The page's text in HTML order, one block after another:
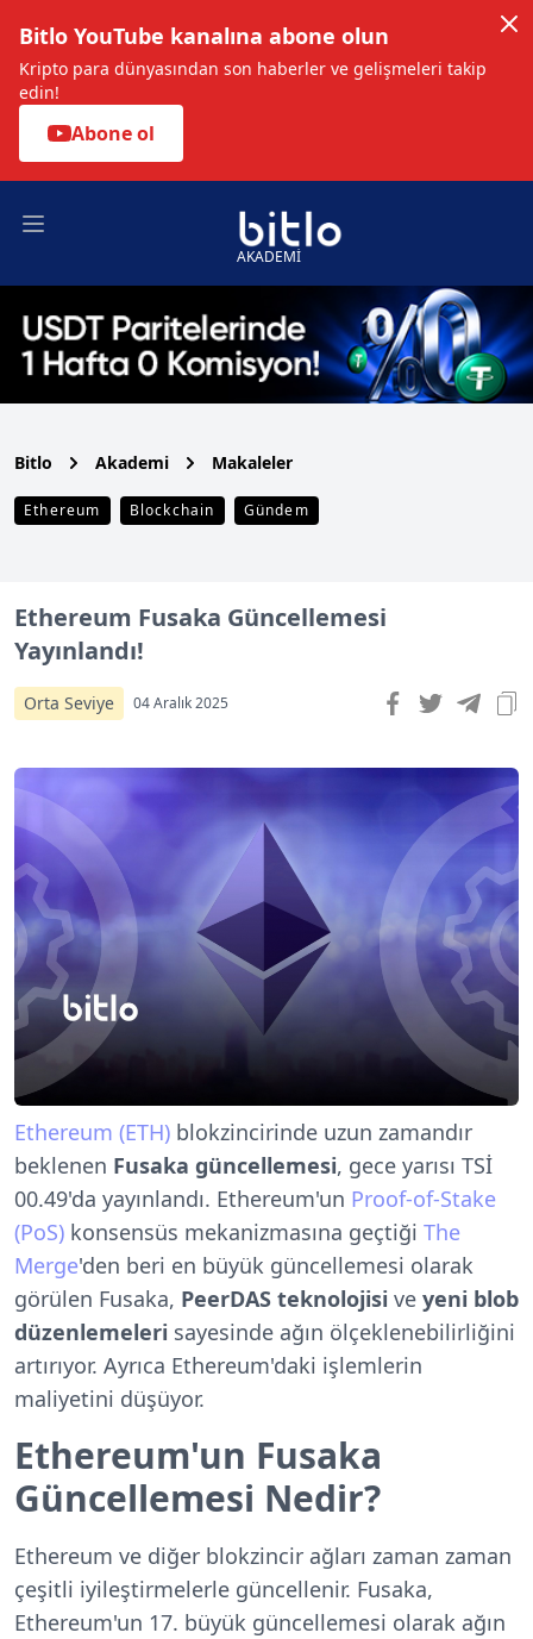
Bitlo YouTube kanalına abone olun
Kripto para dünyasından son haberler ve gelişmeleri takip
edin!
Abone ol
Open main menu
AKADEMİ
Bitlo Akademi Makaleler
Ethereum Blockchain Gündem
Ethereum Fusaka Güncellemesi
Yayınlandı!
Orta Seviye 04 Aralık 2025
Ethereum (ETH) blokzincirinde uzun zamandır
beklenen Fusaka güncellemesi, gece yarısı TSİ
00.49'da yayınlandı. Ethereum'un Proof-of-Stake
(PoS) konsensüs mekanizmasına geçtiği The
Merge'den beri en büyük güncellemesi olarak
görülen Fusaka, PeerDAS teknolojisi ve yeni blob
düzenlemeleri sayesinde ağın ölçeklenebilirliğini
artırıyor. Ayrıca Ethereum'daki işlemlerin
maliyetini düşüyor.
Ethereum'un Fusaka
Güncellemesi Nedir?
Ethereum ve diğer blokzincir ağları zaman zaman
çeşitli iyileştirmelerle güncellenir. Fusaka,
Ethereum'un 17. büyük güncellemesi olarak ağın